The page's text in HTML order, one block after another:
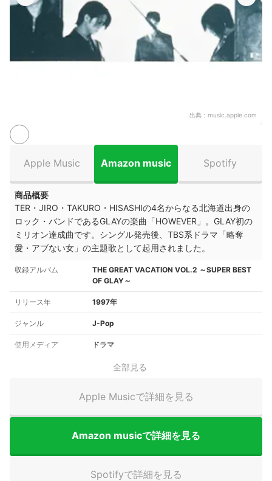
出典： music.apple.com
Apple Music Amazon music Spotify
商品概要
TER・JIRO・TAKURO・HISASHIの4名からなる北海道出身の
ロック・バンドであるGLAYの楽曲「HOWEVER」。GLAY初の
ミリオン達成曲です。シングル発売後、TBS系ドラマ「略奪
愛・アブない女」の主題歌として起用されました。
収録アルバム
THE GREAT VACATION VOL.2 ～SUPER BEST
OF GLAY～
リリース年 1997年
ジャンル J-Pop
使用メディア ドラマ
全部見る
Apple Musicで詳細を見る
Amazon musicで詳細を見る
Spotifyで詳細を見る